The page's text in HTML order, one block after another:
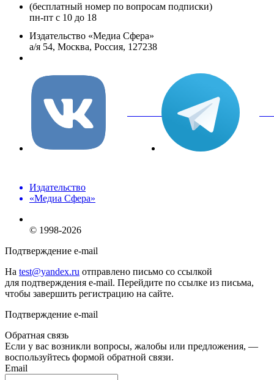
(бесплатный номер по вопросам подписки)
пн-пт с 10 до 18
Издательство «Медиа Сфера»
а/я 54, Москва, Россия, 127238
вКонтакте
Издательство
«Медиа Сфера»
© 1998-2026
Подтверждение e-mail
На test@yandex.ru отправлено письмо со ссылкой
для подтверждения e-mail. Перейдите по ссылке из письма,
чтобы завершить регистрацию на сайте.
Подтверждение e-mail
Обратная связь
Если у вас возникли вопросы, жалобы или предложения, —
воспользуйтесь формой обратной связи.
Email